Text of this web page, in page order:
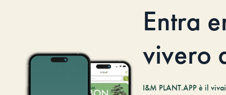
Entra
vivero
I&M PLANT.APP è il